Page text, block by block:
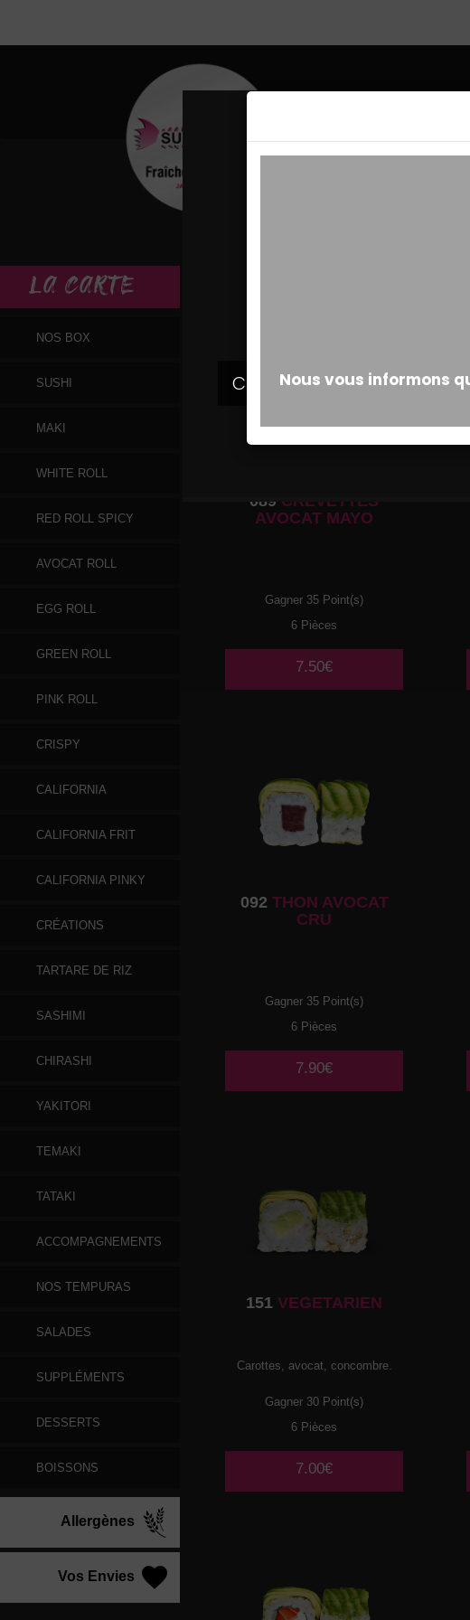
LA CARTE
NOS BOX
SUSHI
MAKI
WHITE ROLL
RED ROLL SPICY
AVOCAT ROLL
EGG ROLL
GREEN ROLL
PINK ROLL
CRISPY
CALIFORNIA
CALIFORNIA FRIT
CALIFORNIA PINKY
CRÉATIONS
TARTARE DE RIZ
SASHIMI
CHIRASHI
YAKITORI
TEMAKI
TATAKI
ACCOMPAGNEMENTS
NOS TEMPURAS
SALADES
SUPPLÉMENTS
DESSERTS
BOISSONS
Allergènes
Vos Envies
089 CREVETTES
AVOCAT MAYO
Gagner 35 Point(s)
6 Pièces
7.50€
092 THON AVOCAT
CRU
Gagner 35 Point(s)
6 Pièces
7.90€
151 VEGETARIEN
Carottes, avocat, concombre.
Gagner 30 Point(s)
6 Pièces
7.00€